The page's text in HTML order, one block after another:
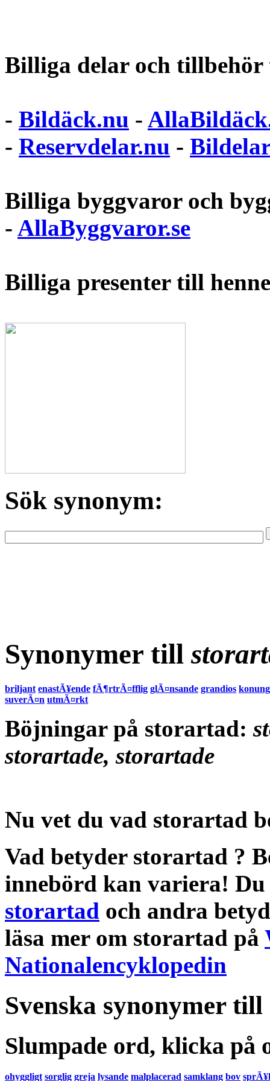
Billiga delar och
- Bildäck.nu -
- Reservdelar.nu - Bildelar
Billiga byggvaror och
- AllaByggvaror.se
Billiga presenter till
Sök synonym:
Synonymer till
briljant enastÃ¥ende fÃ¶rtrÃ¤fflig glÃ¤nsande grandios
suverÃ¤n utmÃ¤rkt
Böjningar på storartad:
storartade, storartade
Nu vet du vad storartad
Vad betyder storartad ?
innebörd kan variera!
storartad och andra
läsa mer om storartad på
Nationalencyklopedin
Svenska synonymer
Slumpade ord, klicka på
ohyggligt sorglig greja lysande malplacerad samklang bov